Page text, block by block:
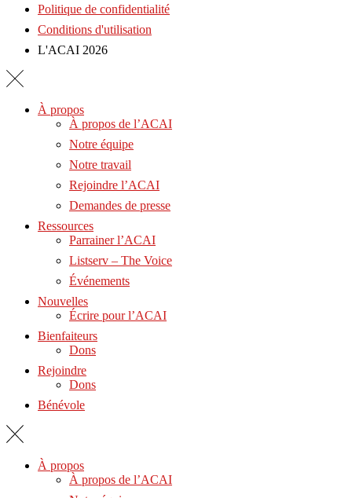
Politique de confidentialité
Conditions d'utilisation
L'ACAI 2026
À propos
À propos de l’ACAI
Notre équipe
Notre travail
Rejoindre l’ACAI
Demandes de presse
Ressources
Parrainer l’ACAI
Listserv – The Voice
Événements
Nouvelles
Écrire pour l’ACAI
Bienfaiteurs
Dons
Rejoindre
Dons
Bénévole
À propos
À propos de l’ACAI